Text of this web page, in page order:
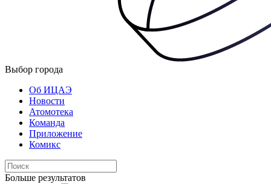
Выбор города
Об ИЦАЭ
Новости
Атомотека
Команда
Приложение
Комикс
Больше результатов